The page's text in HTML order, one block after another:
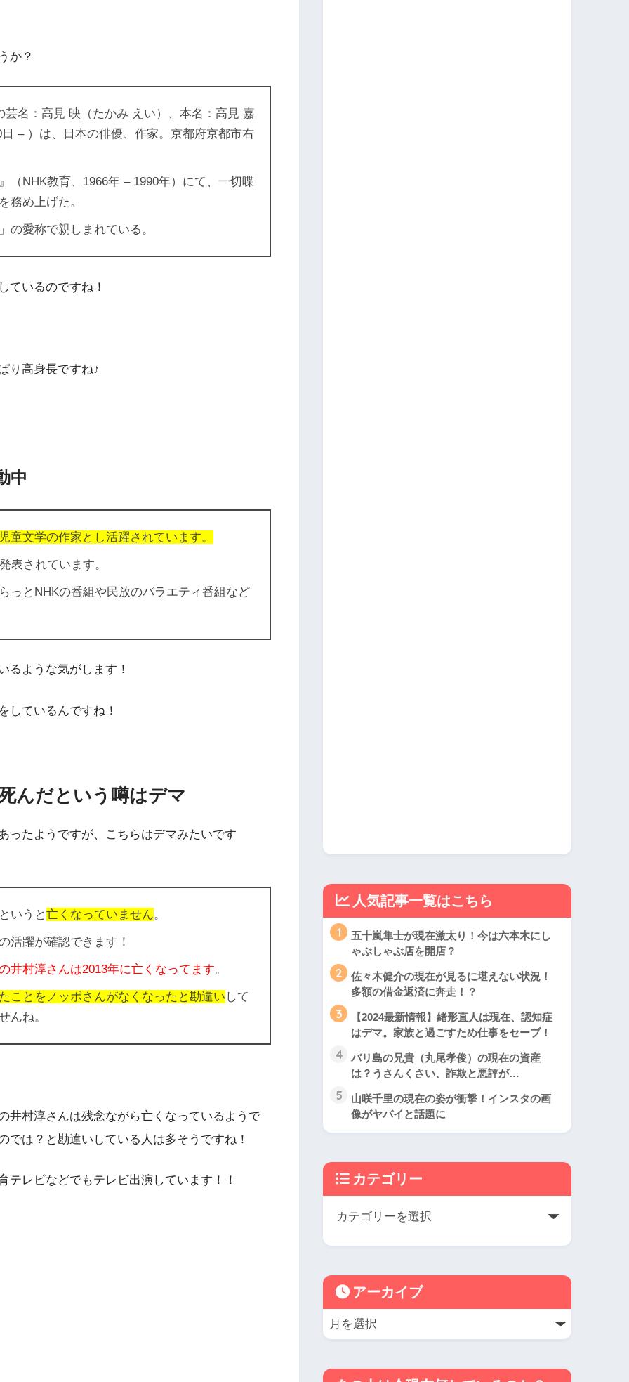
か？
芸名：高見 映（たかみ えい）、本名：高見 嘉
– ）は、日本の俳優、作家。京都府京都市右
（NHK教育、1966年 – 1990年）にて、一切喋
務め上げた。
の愛称で親しまれている。
ているのですね！
り高身長ですね♪
中
童文学の作家とし活躍されています。
表されています。
っとNHKの番組や民放のバラエティ番組など
るような気がします！
しているんですね！
んだという噂はデマ
ったようですが、こちらはデマみたいです
いうと亡くなっていません。
活躍が確認できます！
井村淳さんは2013年に亡くなってます。
ことをノッポさんがなくなったと勘違い して
んね。
井村淳さんは残念ながら亡くなっているようで
は？と勘違いしている人は多そうですね！
テレビなどでもテレビ出演しています！！
人気記事一覧はこちら
1
五十嵐隼士が現在激太り！今は六本木にし
ゃぶしゃぶ店を開店？
2
佐々木健介の現在が見るに堪えない状況！
多額の借金返済に奔走！？
3
【2024最新情報】緒形直人は現在、認知症
はデマ。家族と過ごすため仕事をセーブ！
4
バリ島の兄貴（丸尾孝俊）の現在の資産
は？うさんくさい、詐欺と悪評が…
5
山咲千里の現在の姿が衝撃！インスタの画
像がヤバイと話題に
カテゴリー
アーカイブ